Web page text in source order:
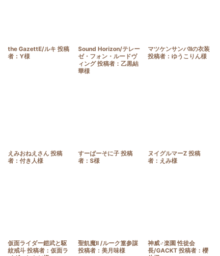
the GazettE/ルキ 投稿
者：Y様
Sound Horizon/テレー
ゼ・フォン・ルードヴ
ィング 投稿者：乙黒結
華様
マツケンサンバIIの衣装
投稿者：ゆうこりん様
えみおねえさん 投稿
者：付き人様
すーぱーそに子 投稿
者：S様
ヌイグルマーZ 投稿
者：えみ様
仮面ライダー鎧武と駆
紋戒斗 投稿者：仮面ラ
聖飢魔II /ルーク篁参謀
投稿者：美月味様
神威♂楽園 性徒会
長/GACKT 投稿者：櫻